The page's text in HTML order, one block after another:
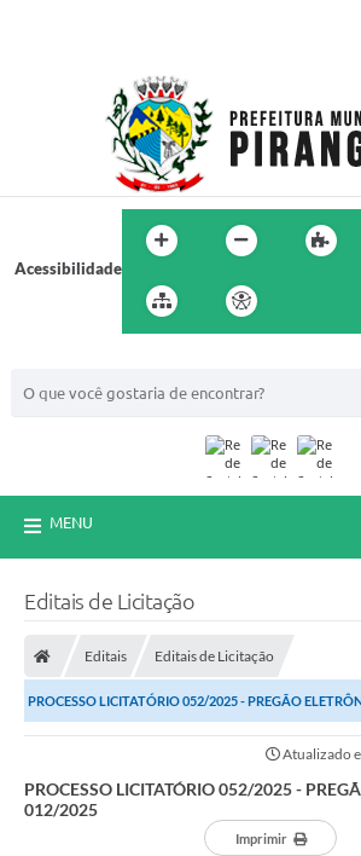
Acessibilidade
MENU
Editais de Licitação
Editais Editais de Licitação
PROCESSO LICITATÓRIO 052/2025 - PREGÃO
Atualizado
PROCESSO LICITATÓRIO 052/2025 -
012/2025
Imprimir